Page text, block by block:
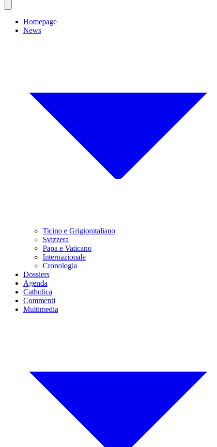
Homepage
News
Ticino e Grigionitaliano
Svizzera
Papa e Vaticano
Internazionale
Cronologia
Dossiers
Agenda
Catholica
Commenti
Multimedia